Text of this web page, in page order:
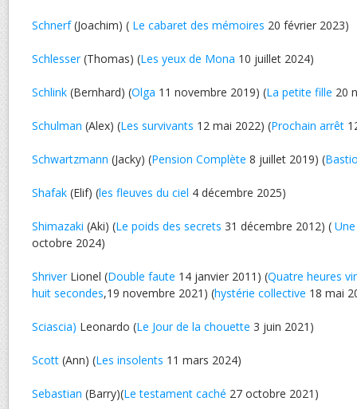
Schnerf(Joachim) ( Le cabaret des mémoires 20 février 2023)
Schlesser(Thomas) (Les yeux de Mona 10 juillet 2024)
Schlink (Bernhard) (Olga 11 novembre 2019) (La petite fille 20
Schulman (Alex) (Les survivants 12 mai 2022) (Prochain arrêt
Schwartzmann (Jacky) (Pension Complète 8 juillet 2019) (
Shafak (Elif) (les fleuves du ciel 4 décembre 2025)
Shimazaki (Aki) (Le poids des secrets 31 décembre 2012) (
octobre 2024)
ShriverLionel (Double faute 14 janvier 2011) (Quatre heures
huit secondes,19 novembre 2021) (hystérie collective 18 mai
Sciascia) Leonardo (Le Jour de la chouette 3 juin 2021)
Scott (Ann) (Les insolents 11 mars 2024)
Sebastian (Barry)(Le testament caché 27 octobre 2021)